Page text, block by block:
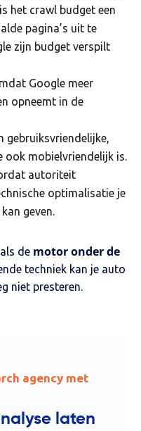
het crawl budget een
pagina’s uit te
zijn budget verspilt
Google meer
opneemt in de
gebruiksvriendelijke,
ook mobielvriendelijk is.
autoriteit
optimalisatie je
geven.
de motor onder de
techniek kan je auto
niet presteren.
agency met
laten